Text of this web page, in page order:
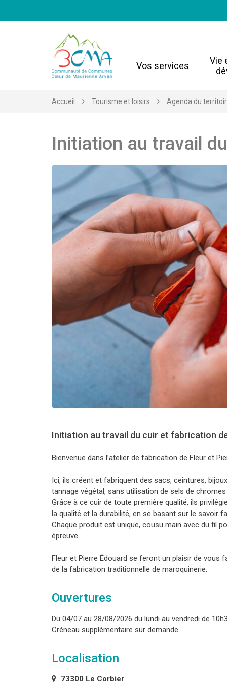
Vos services
Vie
Accueil Tourisme et loisirs Agenda du
Initiation au travail
Initiation au travail du cuir et fabrication
Bienvenue dans l’atelier de fabrication de Fleur et
Ici, ils créent et fabriquent des sacs, ceintures,
tannage végétal, sans utilisation de sels de
Grâce à ce cuir de toute première qualité, ils
la qualité et la durabilité, en se basant sur le savoir
Chaque produit est unique, cousu main avec du fil
épreuve.
Fleur et Pierre Édouard se feront un plaisir de vous
de la fabrication traditionnelle de maroquinerie.
Ouvertures
Du 04/07 au 28/08/2026 du lundi au vendredi de
Créneau supplémentaire sur demande.
Localisation
73300 Le Corbier